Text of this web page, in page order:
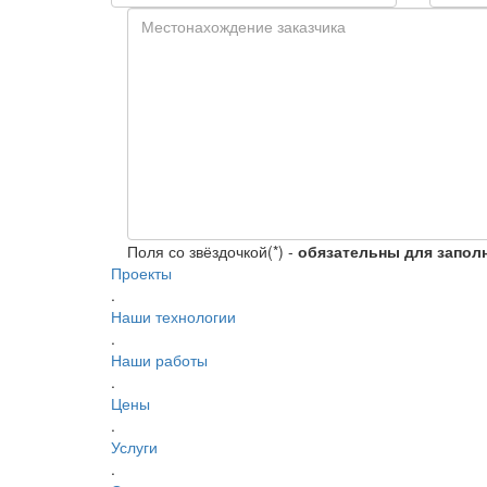
Поля со звёздочкой(*) - обязательны для
Проекты
.
Наши технологии
.
Наши работы
.
Цены
.
Услуги
.